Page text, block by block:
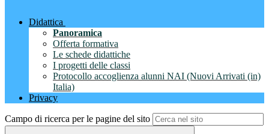
Didattica
Panoramica
Offerta formativa
Le schede didattiche
I progetti delle classi
Protocollo accoglienza alunni NAI (Nuovi Arrivati (in)
Italia)
Privacy
Campo di ricerca per le pagine del sito